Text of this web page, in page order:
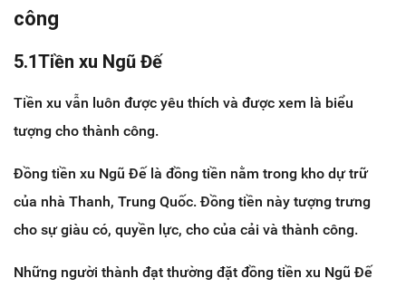
công
5.1Tiền xu Ngũ Đế
Tiền xu vẫn luôn được yêu thích và được xem là biểu
tượng cho thành công.
Đồng tiền xu Ngũ Đế là đồng tiền nằm trong kho dự trữ
của nhà Thanh, Trung Quốc. Đồng tiền này tượng trưng
cho sự giàu có, quyền lực, cho của cải và thành công.
Những người thành đạt thường đặt đồng tiền xu Ngũ Đế